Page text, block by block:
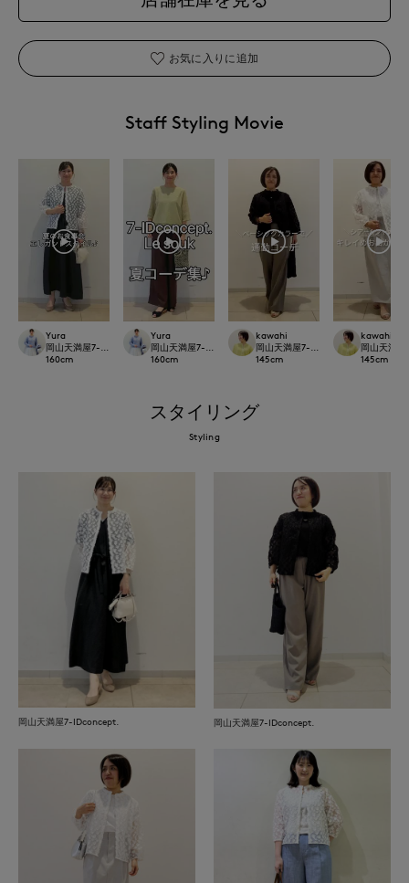
お気に入りに追加
Staff Styling Movie
Yura
岡山天満屋7-IDconcept.
160cm
Yura
岡山天満屋7-IDconcept.
160cm
kawahi
岡山天満屋7-IDconcept.
145cm
kawahi
岡山天満
145cm
スタイリング
Styling
岡山天満屋7-IDconcept. 岡山天満屋7-IDconcept.